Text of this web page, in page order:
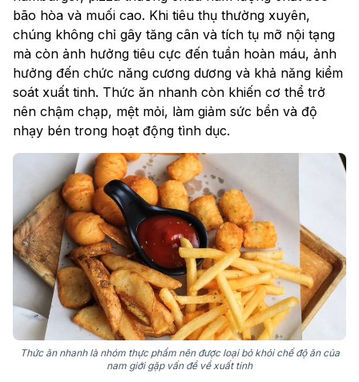
bão hòa và muối cao. Khi tiêu thụ thường xuyên,
chúng không chỉ gây tăng cân và tích tụ mỡ nội tạng
mà còn ảnh hưởng tiêu cực đến tuần hoàn máu, ảnh
hưởng đến chức năng cương dương và khả năng kiểm
soát xuất tinh. Thức ăn nhanh còn khiến cơ thể trở
nên chậm chạp, mệt mỏi, làm giảm sức bền và độ
nhạy bén trong hoạt động tình dục.
Thức ăn nhanh là nhóm thực phẩm nên được loại bỏ khỏi chế độ ăn của
nam giới gặp vấn đề về xuất tinh